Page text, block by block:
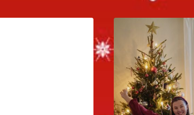
adventskalendrar , julpyssel och julrecept!